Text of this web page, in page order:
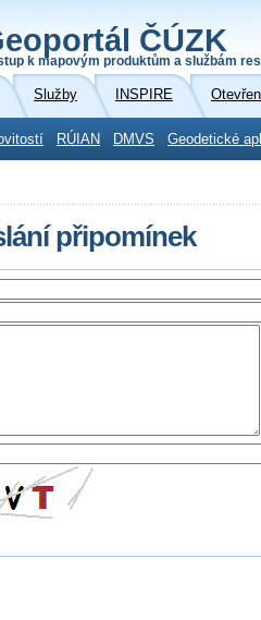
ČÚZK
k mapovým produktům a službám
Služby INSPIRE
RÚIAN DMVS Geodetické
připomínek